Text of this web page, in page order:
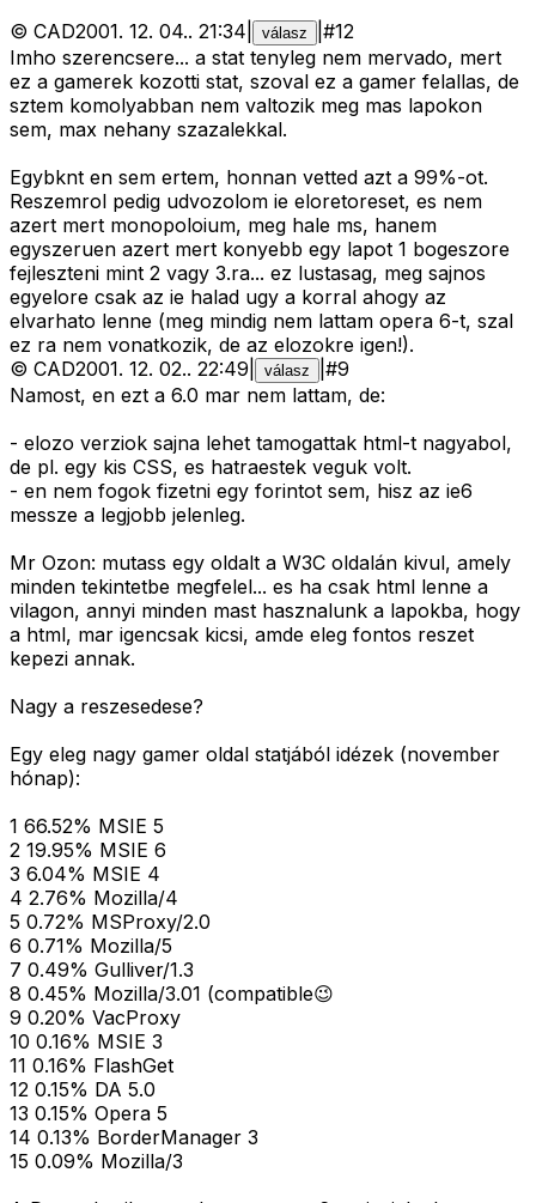
© CAD2001. 12. 04.. 21:34 válasz #12
Imho szerencsere... a stat tenyleg nem mervado, mert
ez a gamerek kozotti stat, szoval ez a gamer felallas, de
sztem komolyabban nem valtozik meg mas lapokon
sem, max nehany szazalekkal.
Egybknt en sem ertem, honnan vetted azt a 99%-ot.
Reszemrol pedig udvozolom ie eloretoreset, es nem
azert mert monopoloium, meg hale ms, hanem
egyszeruen azert mert konyebb egy lapot 1 bogeszore
fejleszteni mint 2 vagy 3.ra... ez lustasag, meg sajnos
egyelore csak az ie halad ugy a korral ahogy az
elvarhato lenne (meg mindig nem lattam opera 6-t, szal
ez ra nem vonatkozik, de az elozokre igen!).
© CAD2001. 12. 02.. 22:49 válasz #9
Namost, en ezt a 6.0 mar nem lattam, de:
- elozo verziok sajna lehet tamogattak html-t nagyabol,
de pl. egy kis CSS, es hatraestek veguk volt.
- en nem fogok fizetni egy forintot sem, hisz az ie6
messze a legjobb jelenleg.
Mr Ozon: mutass egy oldalt a W3C oldalán kivul, amely
minden tekintetbe megfelel... es ha csak html lenne a
vilagon, annyi minden mast hasznalunk a lapokba, hogy
a html, mar igencsak kicsi, amde eleg fontos reszet
kepezi annak.
Nagy a reszesedese?
Egy eleg nagy gamer oldal statjából idézek (november
hónap):
1 66.52% MSIE 5
2 19.95% MSIE 6
3 6.04% MSIE 4
4 2.76% Mozilla/4
5 0.72% MSProxy/2.0
6 0.71% Mozilla/5
7 0.49% Gulliver/1.3
8 0.45% Mozilla/3.01 (compatible😉
9 0.20% VacProxy
10 0.16% MSIE 3
11 0.16% FlashGet
12 0.15% DA 5.0
13 0.15% Opera 5
14 0.13% BorderManager 3
15 0.09% Mozilla/3